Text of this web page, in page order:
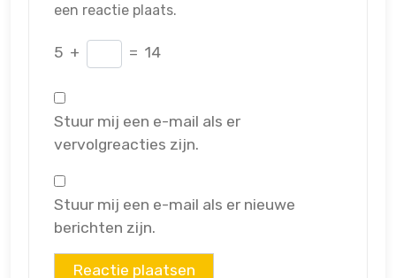
een reactie plaats.
5 + = 14
Stuur mij een e-mail als er
vervolgreacties zijn.
Stuur mij een e-mail als er nieuwe
berichten zijn.